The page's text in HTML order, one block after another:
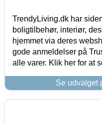
TrendyLiving.dk har
boligtilbehør, interiør,
hjemmet via deres
gode anmeldelser på
alle varer. Klik her for at
Se udvalget